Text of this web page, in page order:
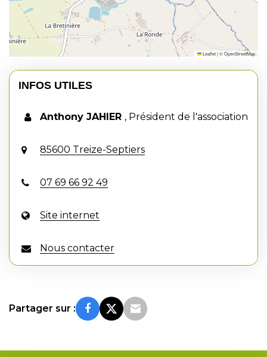
Leaflet|©OpenStreetMap
INFOS UTILES
Anthony JAHIER , Président de l'association
85600 Treize-Septiers
07 69 66 92 49
Site internet
Nous contacter
Partager sur :